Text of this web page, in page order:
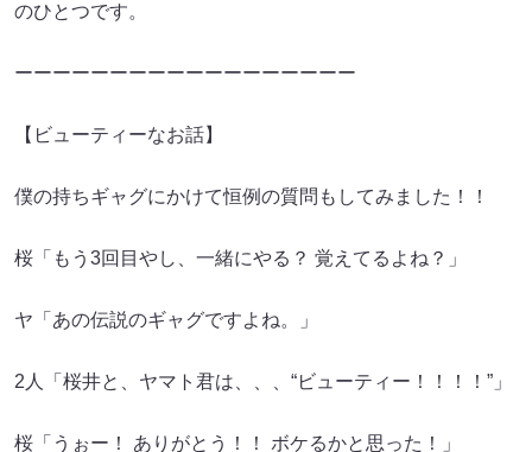
のひとつです。
ーーーーーーーーーーーーーーーーーー
【ビューティーなお話】
僕の持ちギャグにかけて恒例の質問もしてみました！！
桜「もう3回目やし、一緒にやる？ 覚えてるよね？」
ヤ「あの伝説のギャグですよね。」
2人「桜井と、ヤマト君は、、、“ビューティー！！！！”」
桜「うぉー！ ありがとう！！ ボケるかと思った！」